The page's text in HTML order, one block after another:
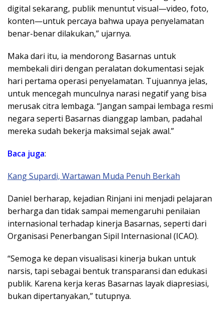
digital sekarang, publik menuntut visual—video, foto,
konten—untuk percaya bahwa upaya penyelamatan
benar-benar dilakukan,” ujarnya.
Maka dari itu, ia mendorong Basarnas untuk
membekali diri dengan peralatan dokumentasi sejak
hari pertama operasi penyelamatan. Tujuannya jelas,
untuk mencegah munculnya narasi negatif yang bisa
merusak citra lembaga. “Jangan sampai lembaga resmi
negara seperti Basarnas dianggap lamban, padahal
mereka sudah bekerja maksimal sejak awal.”
Baca juga:
Kang Supardi, Wartawan Muda Penuh Berkah
Daniel berharap, kejadian Rinjani ini menjadi pelajaran
berharga dan tidak sampai memengaruhi penilaian
internasional terhadap kinerja Basarnas, seperti dari
Organisasi Penerbangan Sipil Internasional (ICAO).
“Semoga ke depan visualisasi kinerja bukan untuk
narsis, tapi sebagai bentuk transparansi dan edukasi
publik. Karena kerja keras Basarnas layak diapresiasi,
bukan dipertanyakan,” tutupnya.